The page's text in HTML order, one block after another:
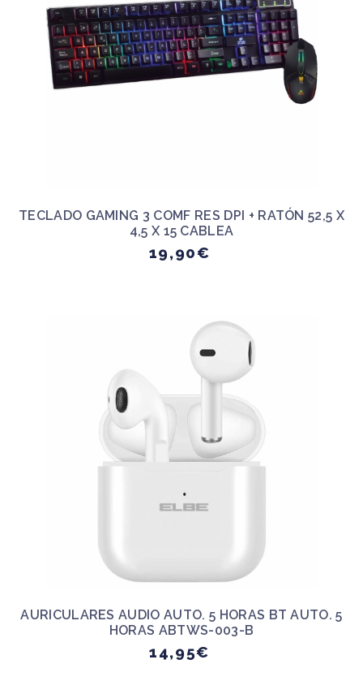
TECLADO GAMING 3 COMF RES DPI + RATÓN 52,5 X
4,5 X 15 CABLEA
19,90€
AURICULARES AUDIO AUTO. 5 HORAS BT AUTO. 5
HORAS ABTWS-003-B
14,95€